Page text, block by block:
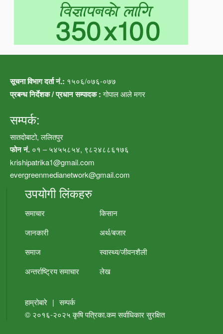
सूचना विभाग दर्ता नं.: १५०६/०७६-०७७
प्रबन्ध निर्देशक / प्रधान सम्पादक :गोपाल आले मगर
सम्पर्क:
सातदोबाटो, ललितपुर
फोन नं. ०१ – ५४५५८५४, ९८२४८८६१७६
krishipatrika1@gmail.com
evergreenmedianetwork@gmail.com
उपयोगी लिंकहरु
समाचार
किसान
जानकारी
अर्थ/बजार
समाज
स्वास्थ्य/जीवनशैली
अन्तर्राष्ट्रिय समाचार
लेख
हाम्रोबारे | सम्पर्क
© २०१६-२०२५कृषि पत्रिका.कमसर्वाधिकार सुरक्षित